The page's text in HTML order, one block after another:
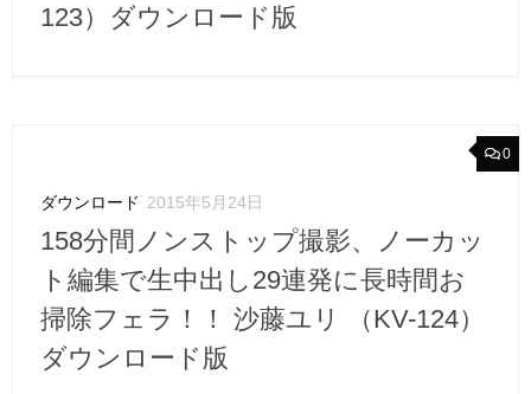
123）ダウンロード版
0
ダウンロード 2015年5月24日
158分間ノンストップ撮影、ノーカッ
ト編集で生中出し29連発に長時間お
掃除フェラ！！ 沙藤ユリ （KV-124）
ダウンロード版